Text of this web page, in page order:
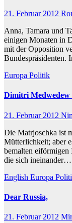
21. Februar 2012
Anna, Tamara und
einigen Monaten in
mit der Opposition
Bundespräsidenten.
Europa Politik
Dimitri
21. Februar 2012
Die Matrjoschka ist
Mütterlichkeit; aber
bemalten eiförmigen
die sich ineinander…
English Europa
Dear Russia,
21. Februar 2012